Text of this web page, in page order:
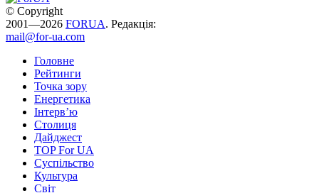
© Copyright
2001—2026 FORUA. Редакція:
mail@for-ua.com
Головне
Рейтинги
Точка зору
Енергетика
Інтерв’ю
Столиця
Дайджест
TOP For UA
Суспiльство
Культура
Світ